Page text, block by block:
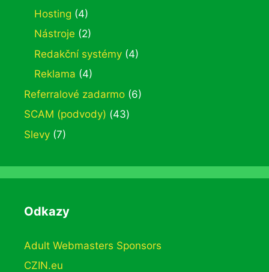
Hosting (4)
Nástroje (2)
Redakční systémy (4)
Reklama (4)
Referralové zadarmo (6)
SCAM (podvody) (43)
Slevy (7)
Odkazy
Adult Webmasters Sponsors
CZIN.eu